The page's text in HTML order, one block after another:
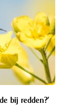
bij redden?’